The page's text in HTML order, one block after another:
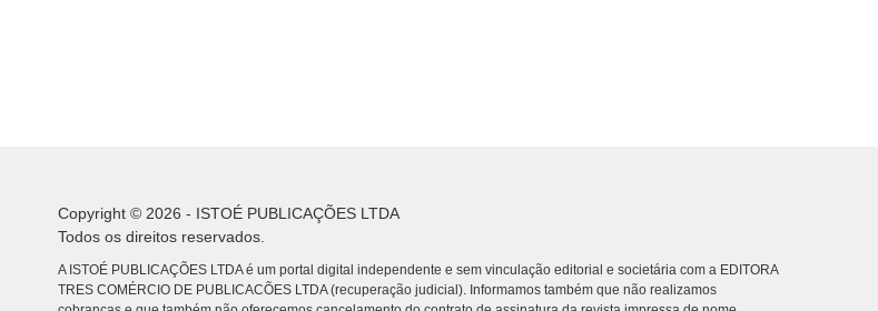
Copyright © 2026 - ISTOÉ PUBLICAÇÕES LTDA
Todos os direitos reservados.
A ISTOÉ PUBLICAÇÕES LTDA é um portal digital independente e sem vinculação editorial e societária com a EDITORA
TRES COMÉRCIO DE PUBLICACÕES LTDA (recuperação judicial). Informamos também que não realizamos